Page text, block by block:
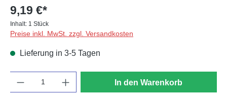
9,19 €*
Inhalt: 1 Stück
Preise inkl. MwSt. zzgl. Versandkosten
Lieferung in 3-5 Tagen
In den Warenkorb